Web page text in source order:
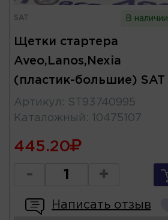
SAT В наличии
Щетки стартера
Aveo,Lanos,Nexia
(пластик-большие) SAT
Артикул : ST93740995
Каталожный : 10475107
445.20
- +
Написать отзыв